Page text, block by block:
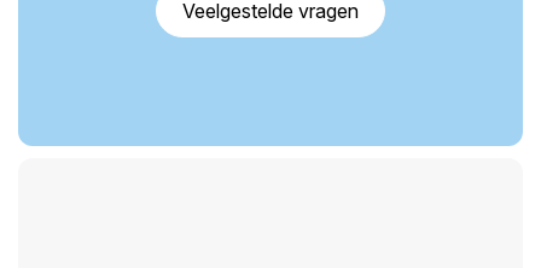
Veelgestelde vragen